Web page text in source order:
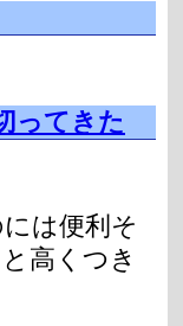
ってきた
は便利そ
高くつき